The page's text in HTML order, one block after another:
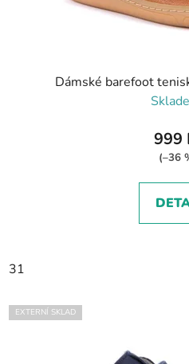
Dámské barefoot
999
(–36
31
EXTERNÍ SKLAD